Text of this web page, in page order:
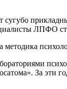
ЛПФО
За эти